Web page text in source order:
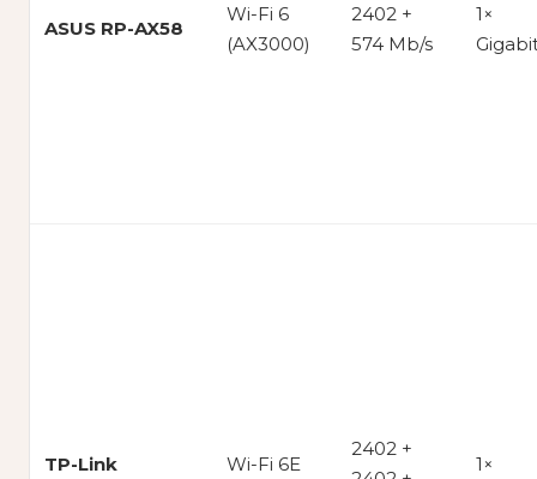
ASUS RP-AX58
Wi-Fi 6
(AX3000)
2402 +
574 Mb/s
1×
TP-Link
Wi-Fi 6E
2402 +
1×